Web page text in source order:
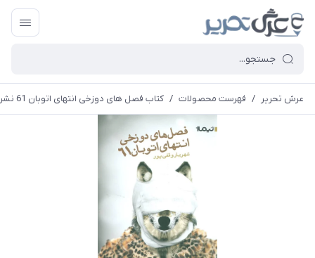
عرش تحریر / فهرست محصولات / کتاب فصل های دوزخی انتهای اتوبان 61 نشر نیماژ